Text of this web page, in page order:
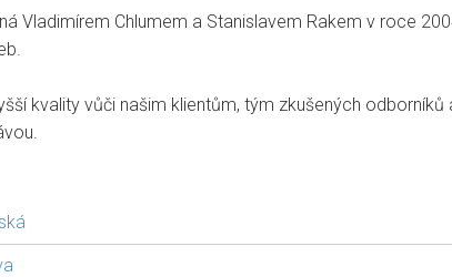
Vladimírem Chlumem a Stanislavem Rakem v roce
kvality vůči našim klientům, tým zkušených